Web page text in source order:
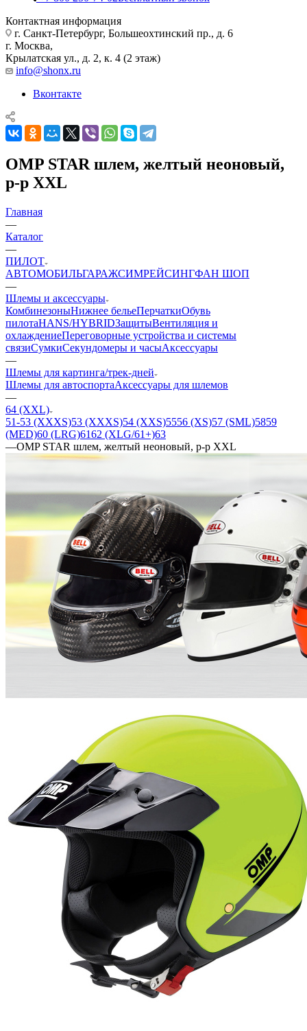
Контактная информация
г. Санкт-Петербург, Большеохтинский пр., д. 6
г. Москва,
Крылатская ул., д. 2, к. 4 (2 этаж)
info@shonx.ru
Вконтакте
OMP STAR шлем, желтый неоновый,
р-р XXL
Главная
—
Каталог
—
ПИЛОТ
АВТОМОБИЛЬГАРАЖСИМРЕЙСИНГФАН ШОП
—
Шлемы и аксессуары
КомбинезоныНижнее бельеПерчаткиОбувь
пилотаHANS/HYBRIDЗащитыВентиляция и
охлаждениеПереговорные устройства и системы
связиСумкиСекундомеры и часыАксессуары
—
Шлемы для картинга/трек-дней
Шлемы для автоспортаАксессуары для шлемов
—
64 (XXL)
51-53 (XXXS)53 (XXXS)54 (XXS)5556 (XS)57 (SML)5859
(MED)60 (LRG)6162 (XLG/61+)63
—OMP STAR шлем, желтый неоновый, р-р XXL